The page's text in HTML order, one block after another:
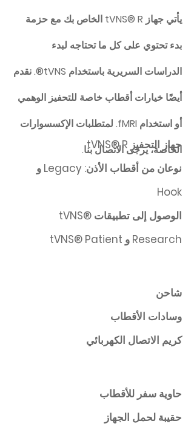
يأتي جهاز tVNS® R الخاص بك مع حزمة
بدء تحتوي على كل ما تحتاجه لبدء
الدراسات السريرية باستخدام tVNS®. نقدم
أيضًا خيارات أقطاب خاصة للتحفيز الوهمي
أو استخدام fMRI. لمتطلبات الإكسسوارات
الخاصة، يرجى الاتصال بنا.
جهاز التحفيز tVNS® R
نوعان من أقطاب الأذن: Legacy و
Hook
الوصول إلى تطبيقات tVNS®
Research و tVNS® Patient
شاحن
وسادات الأقطاب
كريم الاتصال الكهربائي
حاوية سفر للأقطاب
حقيبة لحمل الجهاز